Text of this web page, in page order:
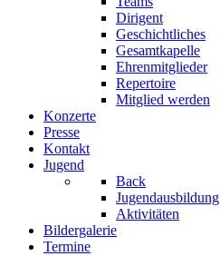
Dirigent
Geschichtliches
Gesamtkapelle
Ehrenmitglieder
Repertoire
Mitglied werden
Konzerte
Presse
Kontakt
Jugend
Back
Jugendausbildung
Aktivitäten
Bildergalerie
Termine